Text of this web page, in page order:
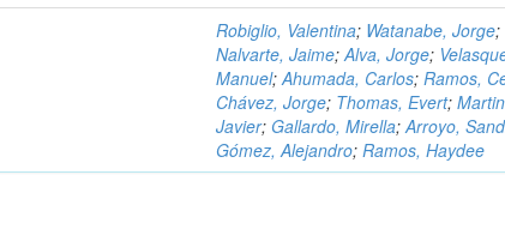
Robiglio, Valentina; Watanabe, Jorge;
Nalvarte, Jaime;Alva, Jorge;
Manuel;Ahumada, Carlos;Ramos,
Chávez, Jorge; Thomas, Evert;
Javier; Gallardo, Mirella;Arroyo,
Gómez, Alejandro;Ramos, Haydee